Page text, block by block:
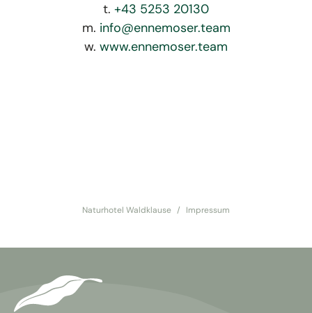
t. +43 5253 20130
m. info@ennemoser.team
w. www.ennemoser.team
Naturhotel Waldklause Impressum